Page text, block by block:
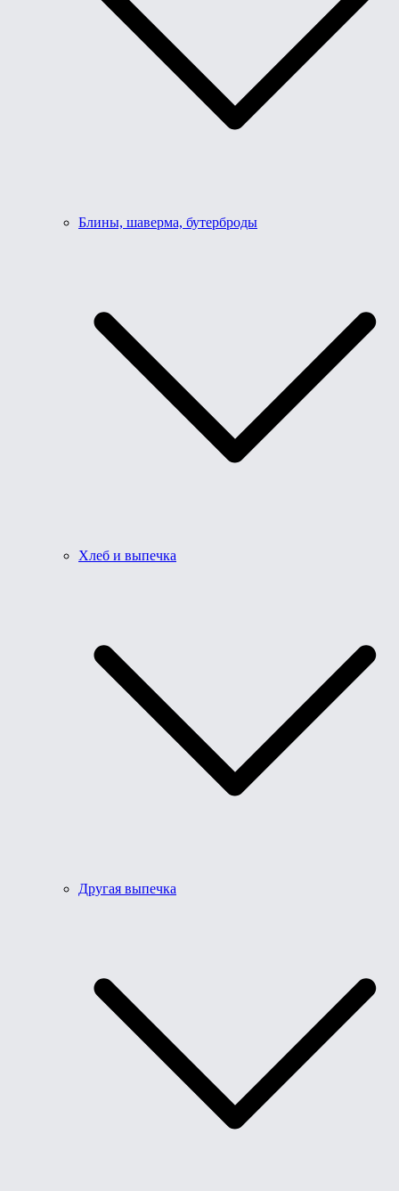
Блины, шаверма, бутерброды
Хлеб и выпечка
Другая выпечка